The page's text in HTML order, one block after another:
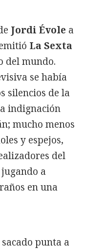
Jordi Évole a
La Sexta
del mundo.
se había
silencios de la
indignación
mucho menos
y espejos,
del
a
en una
punta a